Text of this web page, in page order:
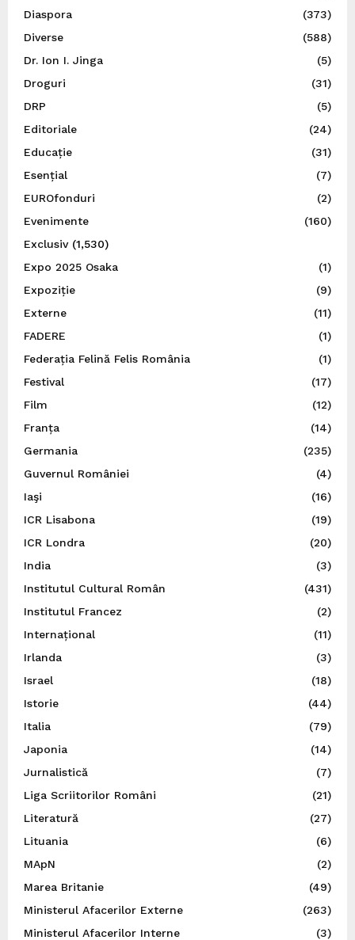
Diaspora
(373)
Diverse
(588)
Dr. Ion I. Jinga
(5)
Droguri
(31)
DRP
(5)
Editoriale
(24)
Educație
(31)
Esențial
(7)
EUROfonduri
(2)
Evenimente
(160)
Exclusiv(1,530)
Expo 2025 Osaka
(1)
Expoziție
(9)
Externe
(11)
FADERE
(1)
Federația Felină Felis România
(1)
Festival
(17)
Film
(12)
Franța
(14)
Germania
(235)
Guvernul României
(4)
Iaşi
(16)
ICR Lisabona
(19)
ICR Londra
(20)
India
(3)
Institutul Cultural Român
(431)
Institutul Francez
(2)
Internațional
(11)
Irlanda
(3)
Israel
(18)
Istorie
(44)
Italia
(79)
Japonia
(14)
Jurnalistică
(7)
Liga Scriitorilor Români
(21)
Literatură
(27)
Lituania
(6)
MApN
(2)
Marea Britanie
(49)
Ministerul Afacerilor Externe
(263)
Ministerul Afacerilor Interne
(3)